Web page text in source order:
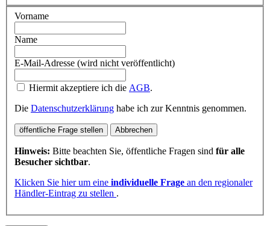
Vorname
Name
E-Mail-Adresse (wird nicht veröffentlicht)
Hiermit akzeptiere ich die AGB.
Die Datenschutzerklärung habe ich zur Kenntnis genommen.
öffentliche Frage stellen Abbrechen
Hinweis: Bitte beachten Sie, öffentliche Fragen sind für alle
Besucher sichtbar.
Klicken Sie hier um eine individuelle Frage an den regionaler
Händler-Eintrag zu stellen .